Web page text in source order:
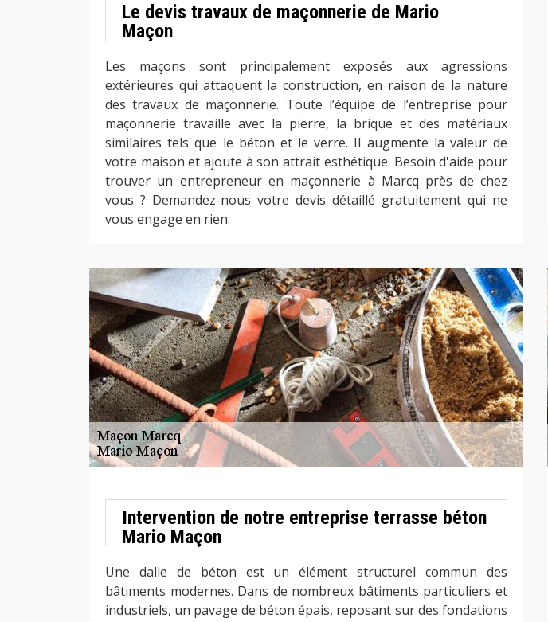
Le devis travaux de maçonnerie de Mario
Maçon
Les maçons sont principalement exposés aux agressions
extérieures qui attaquent la construction, en raison de la nature
des travaux de maçonnerie. Toute l’équipe de l’entreprise pour
maçonnerie travaille avec la pierre, la brique et des matériaux
similaires tels que le béton et le verre. Il augmente la valeur de
votre maison et ajoute à son attrait esthétique. Besoin d'aide pour
trouver un entrepreneur en maçonnerie à Marcq près de chez
vous ? Demandez-nous votre devis détaillé gratuitement qui ne
vous engage en rien.
Intervention de notre entreprise terrasse béton
Mario Maçon
Une dalle de béton est un élément structurel commun des
bâtiments modernes. Dans de nombreux bâtiments particuliers et
industriels, un pavage de béton épais, reposant sur des fondations